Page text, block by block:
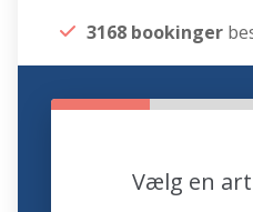
3168 bookinger
Vælg en